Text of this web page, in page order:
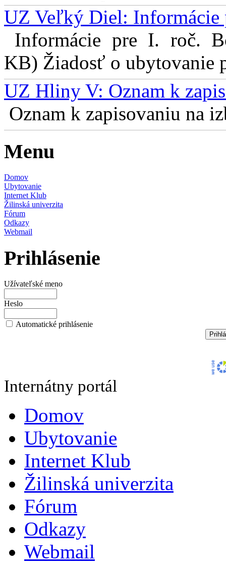
UZ Veľký Diel: Informácie
Informácie pre I. roč.
KB) Žiadosť o ubytovanie
UZ Hliny V: Oznam k
Oznam k zapisovaniu na
Menu
Domov
Ubytovanie
Internet Klub
Žilinská univerzita
Fórum
Odkazy
Webmail
Prihlásenie
Užívateľské meno
Heslo
Automatické prihlásenie
Internátny portál
Domov
Ubytovanie
Internet Klub
Žilinská univerzita
Fórum
Odkazy
Webmail